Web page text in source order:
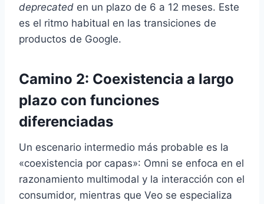
deprecated en un plazo de 6 a 12 meses. Este
es el ritmo habitual en las transiciones de
productos de Google.
Camino 2: Coexistencia a largo
plazo con funciones
diferenciadas
Un escenario intermedio más probable es la
«coexistencia por capas»: Omni se enfoca en el
razonamiento multimodal y la interacción con el
consumidor, mientras que Veo se especializa